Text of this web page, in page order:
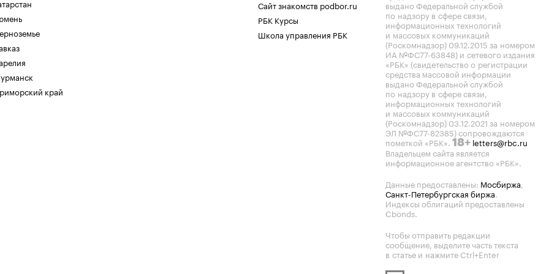
край
Сайт знакомств podbor.ru
РБК Курсы
Школа управления РБК
выдано Федеральной службой
по надзору в сфере связи,
информационных технологий
и массовых коммуникаций
(Роскомнадзор) 09.12.2015 за номером
ИА №ФС77-63848) и сетевого издания
«РБК» (свидетельство о регистрации
средства массовой информации
выдано Федеральной службой
по надзору в сфере связи,
информационных технологий
и массовых коммуникаций
(Роскомнадзор) 03.12.2021 за номером
ЭЛ №ФС77-82385) сопровождаются
пометкой «РБК». 18+ letters@rbc.ru
Владельцем сайта является
информационное агентство «РБК».
Данные предоставлены: Мосбиржа,
Санкт-Петербургская биржа.
Индексы облигаций предоставлены
Cbonds.
Чтобы отправить редакции
сообщение, выделите часть текста
в статье и нажмите Ctrl+Enter